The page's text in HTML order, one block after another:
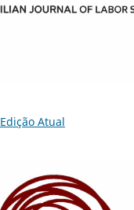
Edição Atual